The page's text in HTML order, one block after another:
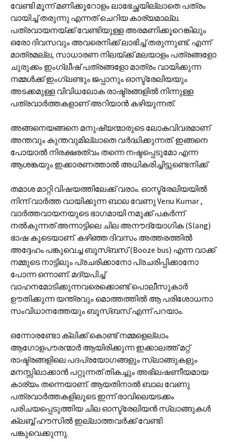
വേണ്ടി മൂന്ന് മണിക്കൂറോളം ലാഭേച്ഛയില്ലാതെ പത്രം
വായിച്ച് തരുന്നു എന്നത് ചെറിയ കാര്യമാല്ല.
പത്രവായനയ്ക്ക് വേണ്ടിയുള്ള അരമണിക്കൂറെങ്കിലും
ഒരോ ദിവസവും അവരെനിക്ക് ലാഭിച്ച് തരുന്നുണ്ട്. എന്ന്
മാത്രമല്ല, സാധാരണ നിലയ്ക്ക് മലയാളം പത്രങ്ങളോ
ചുരുക്കം ഇംഗ്ലീഷ് പത്രങ്ങളോ മാത്രം വായിക്കുന്ന
നമ്മൾക്ക് ഇംഗ്ലണ്ടും ജപ്പാനും ഓസ്ട്രേലിയയും
അടക്കമുള്ള വിവിധലോക രാഷ്ട്രങ്ങളിൽ നിന്നുള്ള
പത്രവാർത്തകളാണ് അറിയാൻ കഴിയുന്നത്.
അങ്ങനെയങ്ങനെ മനുഷ്യന്മാരുടെ ലോകവിവരമാണ്
അന്തവും കുന്തവുമില്ലാതെ വർദ്ധിക്കുന്നത്. ഇങ്ങനെ
പോയാൽ നിരക്ഷരത്വം തന്നെ നഷ്ടപ്പെടുമോ എന്ന
ആശങ്കയും ഇക്കാരണത്താൽ അധികരിച്ചിട്ടുണ്ടെനിക്ക്
തമാശ മാറ്റി വിഷയത്തിലേക്ക് വരാം. ഓസ്ട്രേലിയയിൽ
നിന്ന് വാർത്ത വായിക്കുന്ന ബാല വേണു Venu Kumar ,
വാർത്തവായനയുടെ ഭാഗമായി നമുക്ക് പകർന്ന്
നൽകുന്നത് അന്നാട്ടിലെ ചില അനൗദ്യോഗിക (Slang)
ഭാഷ കൂടെയാണ്. കഴിഞ്ഞ ദിവസം അത്തരത്തിൽ
അദ്ദേഹം പങ്കുവെച്ച ബൂസ്ബസ് (Booze bus) എന്ന വാക്ക്
നമ്മുടെ നാട്ടിലും പ്രചരിക്കാനോ പ്രചരിപ്പിക്കാനോ
പോന്ന ഒന്നാണ്. മദ്യപിച്ച്
വാഹനമോടിക്കുന്നവരെക്കൊണ്ട് പൊലീസുകാർ
ഊതിക്കുന്ന യന്ത്രവും മൊത്തത്തിൽ ആ പരിശോധനാ
സംവിധാനത്തേയും ബൂസ്ബസ് എന്ന് പറയാം.
ഒന്നോരണ്ടോ ക്ലിക്ക് കൊണ്ട് നമ്മളെല്ലാം
ആഗോളപൗരന്മാർ ആയിരിക്കുന്ന ഇക്കാലത്ത് മറ്റ്
രാഷ്ട്രങ്ങളിലെ പദപ്രയോഗങ്ങളും സ്ലാങ്ങുകളും
മനസ്സിലാക്കാൻ പറ്റുന്നത് തികച്ചും അഭിലഷണീയമായ
കാര്യം തന്നെയാണ്. ആയതിനാൽ ബാല വേണു
പത്രവാർത്തകളിലൂടെ ഇന്ന് രാവിലെയടക്കം
പരിചയപ്പെടുത്തിയ ചില ഓസ്ട്രേലിയൻ സ്ലാങ്ങുകൾ
ക്ലബ്ബ് ഹൗസിൽ ഇല്ലാത്തവർക്ക് വേണ്ടി
പങ്കുവെക്കുന്നു.